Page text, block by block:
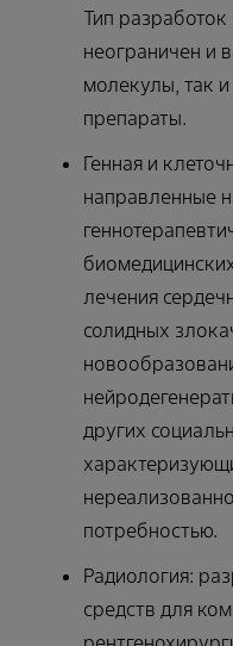
Тип
неограничен и
молекулы, так
препараты.
Генная и
направленные
лечения
солидных
других
потребностью.
Радиология:
средств для